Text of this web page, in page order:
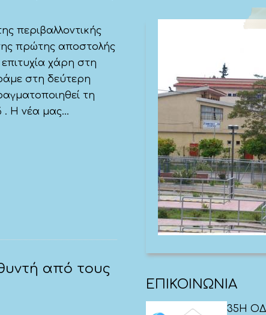
περιβαλλοντικής
πρώτης αποστολής
χάρη στη
στη δεύτερη
τη
. Η νέα μας...
από τους
ΕΠΙΚΟΙΝΩΝΙΑ
35Η